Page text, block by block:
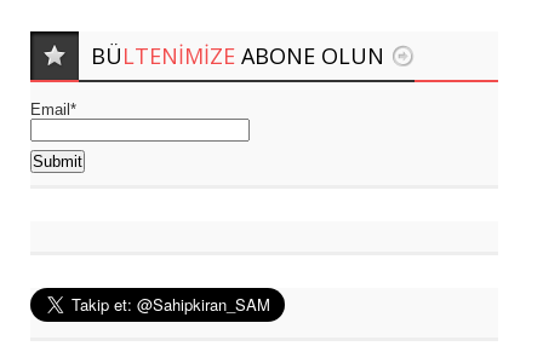
BÜLTENIMIZE ABONE OLUN
Email*